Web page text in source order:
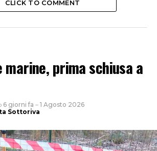
CLICK TO COMMENT
prima schiusa a
6 giorni fa – 1 Agosto 2026
Sottoriva